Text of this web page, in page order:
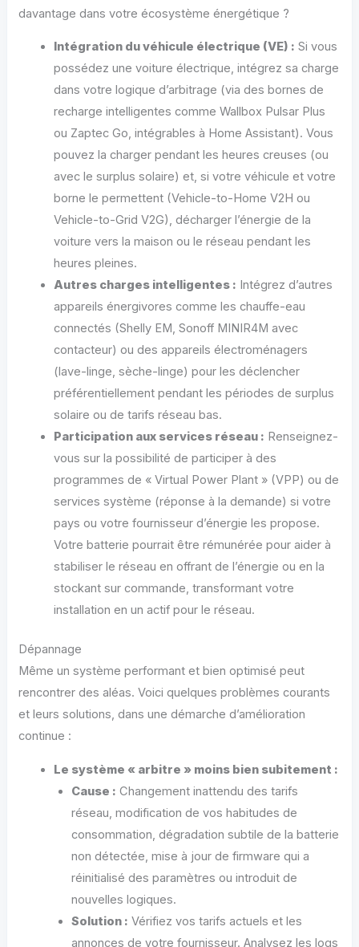
davantage dans votre écosystème énergétique ?
Intégration du véhicule électrique (VE) : Si vous
possédez une voiture électrique, intégrez sa charge
dans votre logique d’arbitrage (via des bornes de
recharge intelligentes comme Wallbox Pulsar Plus
ou Zaptec Go, intégrables à Home Assistant). Vous
pouvez la charger pendant les heures creuses (ou
avec le surplus solaire) et, si votre véhicule et votre
borne le permettent (Vehicle-to-Home V2H ou
Vehicle-to-Grid V2G), décharger l’énergie de la
voiture vers la maison ou le réseau pendant les
heures pleines.
Autres charges intelligentes : Intégrez d’autres
appareils énergivores comme les chauffe-eau
connectés (Shelly EM, Sonoff MINIR4M avec
contacteur) ou des appareils électroménagers
(lave-linge, sèche-linge) pour les déclencher
préférentiellement pendant les périodes de surplus
solaire ou de tarifs réseau bas.
Participation aux services réseau : Renseignez-
vous sur la possibilité de participer à des
programmes de « Virtual Power Plant » (VPP) ou de
services système (réponse à la demande) si votre
pays ou votre fournisseur d’énergie les propose.
Votre batterie pourrait être rémunérée pour aider à
stabiliser le réseau en offrant de l’énergie ou en la
stockant sur commande, transformant votre
installation en un actif pour le réseau.
Dépannage
Même un système performant et bien optimisé peut
rencontrer des aléas. Voici quelques problèmes courants
et leurs solutions, dans une démarche d’amélioration
continue :
Le système « arbitre » moins bien subitement :
Cause : Changement inattendu des tarifs
réseau, modification de vos habitudes de
consommation, dégradation subtile de la batterie
non détectée, mise à jour de firmware qui a
réinitialisé des paramètres ou introduit de
nouvelles logiques.
Solution : Vérifiez vos tarifs actuels et les
annonces de votre fournisseur. Analysez les logs